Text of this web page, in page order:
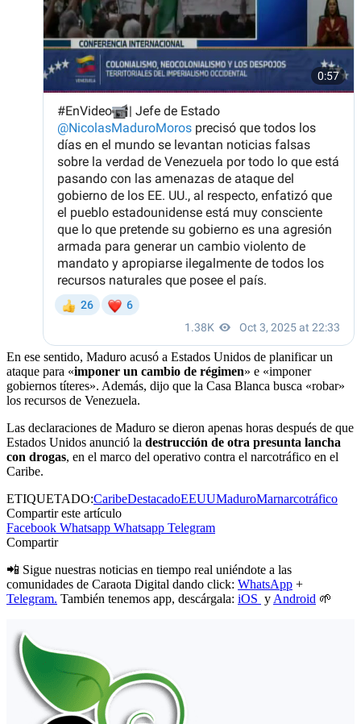
En ese sentido, Maduro acusó a Estados Unidos de planificar un
ataque para «imponer un cambio de régimen» e «imponer
gobiernos títeres». Además, dijo que la Casa Blanca busca «robar»
los recursos de Venezuela.
Las declaraciones de Maduro se dieron apenas horas después de que
Estados Unidos anunció la destrucción de otra presunta lancha
con drogas, en el marco del operativo contra el narcotráfico en el
Caribe.
ETIQUETADO:CaribeDestacadoEEUUMaduroMarnarcotráfico
Compartir este artículo
Facebook Whatsapp Whatsapp Telegram
Compartir
📲 Sigue nuestras noticias en tiempo real uniéndote a las
comunidades de Caraota Digital dando click: WhatsApp +
Telegram. También tenemos app, descárgala: iOS y Android 🌱